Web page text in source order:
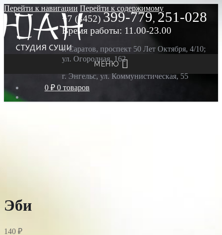
Перейти к навигации Перейти к содержимому
МЕНЮ
0 ₽ 0 товаров
+7 (8452) 399-779, 251-028
Время работы: 11.00-23.00
г. Саратов, проспект 50 Лет Октября, 4/10;
ул. Огородная, 162
г. Энгельс, ул. Коммунистическая, 55
Эби
140 ₽